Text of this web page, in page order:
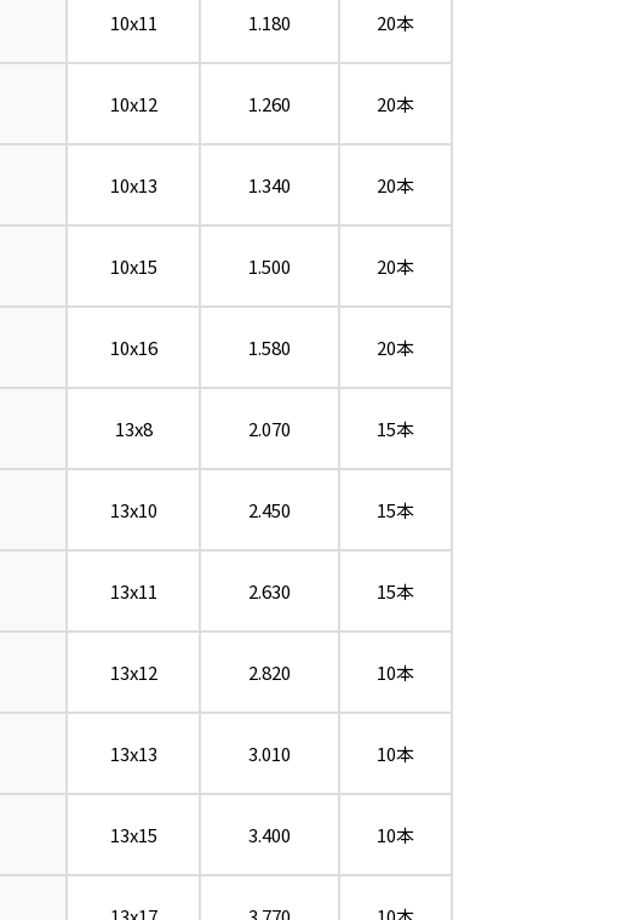
10x11 1.180 20本
10x12 1.260 20本
10x13 1.340 20本
10x15 1.500 20本
10x16 1.580 20本
13x8 2.070 15本
13x10 2.450 15本
13x11 2.630 15本
13x12 2.820 10本
13x13 3.010 10本
13x15 3.400 10本